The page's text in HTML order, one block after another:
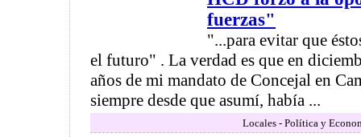
fuerzas"
"...para evitar que
el futuro" . La verdad es que en
años de mi mandato de Concejal en
siempre desde que asumí, había ...
Locales - Política y